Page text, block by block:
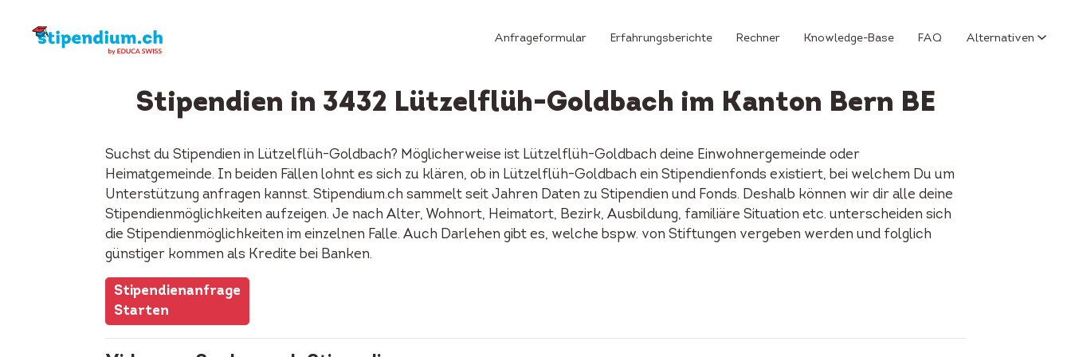
Anfrageformular Erfahrungsberichte Rechner Knowledge-Base FAQ Alternativen
Stipendien in 3432 Lützelflüh-Goldbach im Kanton Bern BE
Suchst du Stipendien in Lützelflüh-Goldbach? Möglicherweise ist Lützelflüh-Goldbach deine Einwohnergemeinde oder
Heimatgemeinde. In beiden Fällen lohnt es sich zu klären, ob in Lützelflüh-Goldbach ein Stipendienfonds existiert, bei welchem Du um
Unterstützung anfragen kannst. Stipendium.ch sammelt seit Jahren Daten zu Stipendien und Fonds. Deshalb können wir dir alle deine
Stipendienmöglichkeiten aufzeigen. Je nach Alter, Wohnort, Heimatort, Bezirk, Ausbildung, familiäre Situation etc. unterscheiden sich
die Stipendienmöglichkeiten im einzelnen Falle. Auch Darlehen gibt es, welche bspw. von Stiftungen vergeben werden und folglich
günstiger kommen als Kredite bei Banken.
Stipendienanfrage
Starten